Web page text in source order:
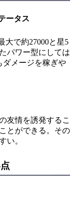
ータス
大で約27000と星5
パワー型にしては
ダメージを稼ぎや
友情を誘発するこ
とができる。その
い。